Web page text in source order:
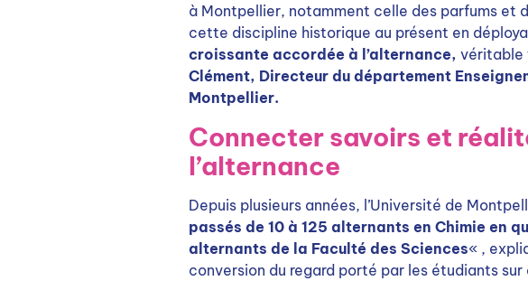
à Montpellier, notamment celle des parfums et
cette discipline historique au présent en
croissante accordée à l’alternance, véritable
Clément, Directeur du département
Montpellier.
Connecter savoirs et
l’alternance
Depuis plusieurs années, l’Université de
passés de 10 à 125 alternants en Chimie en
alternants de la Faculté des Sciences« ,
conversion du regard porté par les étudiants